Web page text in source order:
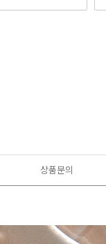
상품문의